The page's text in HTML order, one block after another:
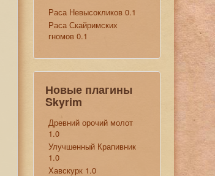
Раса Невысокликов 0.1
Раса Скайримских
гномов 0.1
Новые плагины
Skyrim
Древний орочий молот
1.0
Улучшенный Крапивник
1.0
Хавскурк 1.0